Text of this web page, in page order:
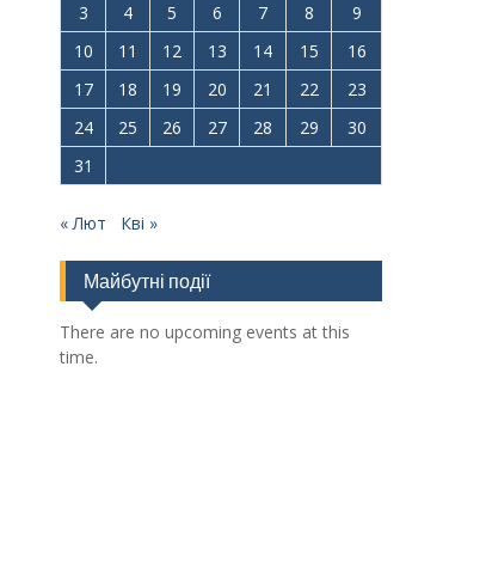
3
4 5 6 7 8
9
10
11 12 13 14 15
16
17
18 19 20 21 22
23
24
25 26 27 28 29
30
31
« Лют Кві »
Майбутні події
There are no upcoming events at this
time.